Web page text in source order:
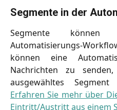
Segmente in der
Segmente
Automatisierungs-
können eine
Nachrichten zu
ausgewähltes Segment
Erfahren Sie mehr über
Eintritt/Austritt aus einem